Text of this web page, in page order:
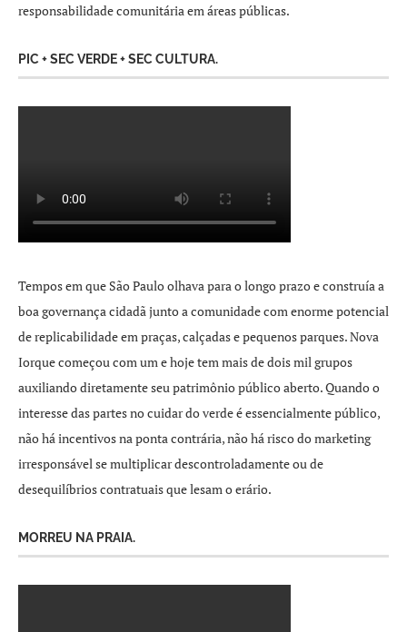
responsabilidade comunitária em áreas públicas.
PIC + SEC VERDE + SEC CULTURA.
Tempos em que São Paulo olhava para o longo prazo e construía a
boa governança cidadã junto a comunidade com enorme potencial
de replicabilidade em praças, calçadas e pequenos parques. Nova
Iorque começou com um e hoje tem mais de dois mil grupos
auxiliando diretamente seu patrimônio público aberto. Quando o
interesse das partes no cuidar do verde é essencialmente público,
não há incentivos na ponta contrária, não há risco do marketing
irresponsável se multiplicar descontroladamente ou de
desequilíbrios contratuais que lesam o erário.
MORREU NA PRAIA.